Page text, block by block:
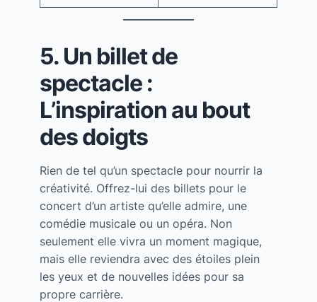
5. Un billet de
spectacle :
L’inspiration au bout
des doigts
Rien de tel qu’un spectacle pour nourrir la
créativité. Offrez-lui des billets pour le
concert d’un artiste qu’elle admire, une
comédie musicale ou un opéra. Non
seulement elle vivra un moment magique,
mais elle reviendra avec des étoiles plein
les yeux et de nouvelles idées pour sa
propre carrière.